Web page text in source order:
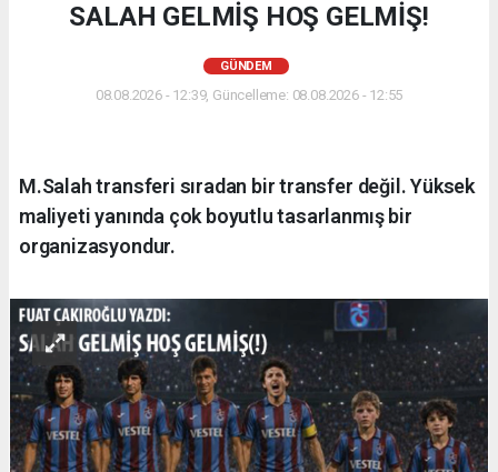
SALAH GELMİŞ HOŞ GELMİŞ!
GÜNDEM
08.08.2026 - 12:39, Güncelleme: 08.08.2026 - 12:55
M.Salah transferi sıradan bir transfer değil. Yüksek
maliyeti yanında çok boyutlu tasarlanmış bir
organizasyondur.